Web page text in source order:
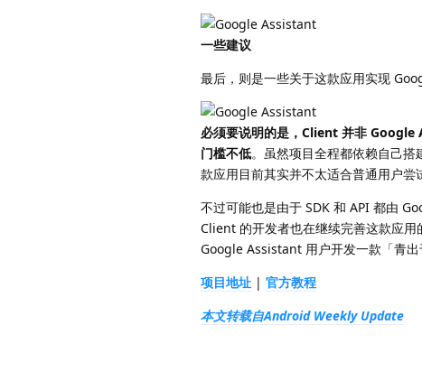
一些建议
最后，则是一些关于这款应用实现
必须要说明的是，Client 并非 Google
门槛不低。虽然项目全程都依赖自己
款应用目前其实并不太适合普通用户尝
不过可能也是由于 SDK 和 API 都由
Client 的开发者也在继续完善这款应
Google Assistant 用户开发一款「青出
项目地址 | 官方教程
本文转载自Android Weekly Update